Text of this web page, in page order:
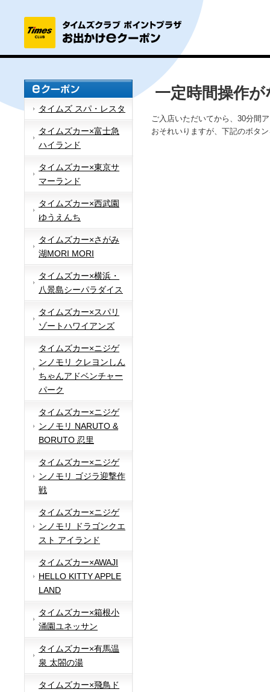
タイムズ スパ・レスタ
タイムズカー×富士急
ハイランド
タイムズカー×東京サ
マーランド
タイムズカー×西武園
ゆうえんち
タイムズカー×さがみ
湖MORI MORI
タイムズカー×横浜・
八景島シーパラダイス
タイムズカー×スパリ
ゾートハワイアンズ
タイムズカー×ニジゲ
ンノモリ クレヨンしん
ちゃんアドベンチャー
パーク
タイムズカー×ニジゲ
ンノモリ NARUTO &
BORUTO 忍里
タイムズカー×ニジゲ
ンノモリ ゴジラ迎撃作
戦
タイムズカー×ニジゲ
ンノモリ ドラゴンクエ
スト アイランド
タイムズカー×AWAJI
HELLO KITTY APPLE
LAND
タイムズカー×箱根小
涌園ユネッサン
タイムズカー×有馬温
泉 太閤の湯
タイムズカー×飛鳥ド
一定時間操作
ご入店いただいてから、30分間
おそれいりますが、下記のボタ